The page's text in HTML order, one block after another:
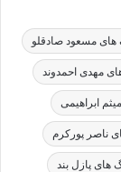
های مسعود صادقلو
مهدی احمدوند
ابراهیمی
ناصر پورکرم
های پازل بند